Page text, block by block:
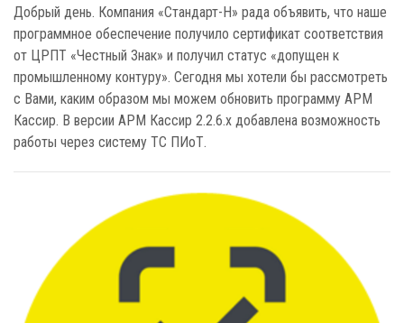
Добрый день. Компания «Стандарт-Н» рада объявить, что наше
программное обеспечение получило сертификат соответствия
от ЦРПТ «Честный Знак» и получил статус «допущен к
промышленному контуру». Сегодня мы хотели бы рассмотреть
с Вами, каким образом мы можем обновить программу АРМ
Кассир. В версии АРМ Кассир 2.2.6.х добавлена возможность
работы через систему ТС ПИоТ.